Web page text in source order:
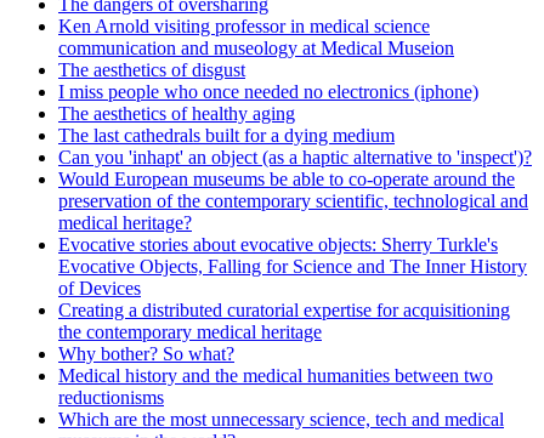
The dangers of oversharing
Ken Arnold visiting professor in medical science
communication and museology at Medical Museion
The aesthetics of disgust
I miss people who once needed no electronics (iphone)
The aesthetics of healthy aging
The last cathedrals built for a dying medium
Can you 'inhapt' an object (as a haptic alternative to 'inspect')?
Would European museums be able to co-operate around the
preservation of the contemporary scientific, technological and
medical heritage?
Evocative stories about evocative objects: Sherry Turkle's
Evocative Objects, Falling for Science and The Inner History
of Devices
Creating a distributed curatorial expertise for acquisitioning
the contemporary medical heritage
Why bother? So what?
Medical history and the medical humanities between two
reductionisms
Which are the most unnecessary science, tech and medical